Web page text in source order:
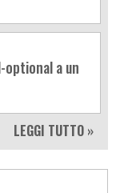
optional a un
LEGGI TUTTO »